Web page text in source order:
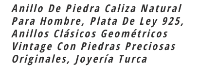
Anillo De Piedra Caliza Natural
Para Hombre, Plata De Ley 925,
Anillos Clásicos Geométricos
Vintage Con Piedras Preciosas
Originales, Joyería Turca